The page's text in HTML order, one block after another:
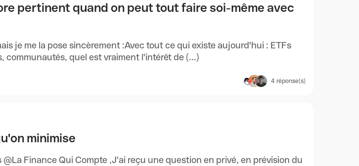
pertinent quand on peut tout faire soi-même avec
je me la pose sincèrement :Avec tout ce qui existe aujourd'hui : ETFs
communautés, quel est vraiment l'intérêt de (...)
4 réponse(s)
minimise
Finance Qui Compte ,J'ai reçu une question en privé, en prévision du